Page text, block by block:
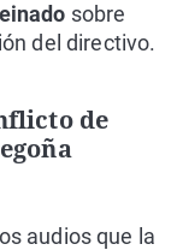
sobre
del directivo.
de
audios que la